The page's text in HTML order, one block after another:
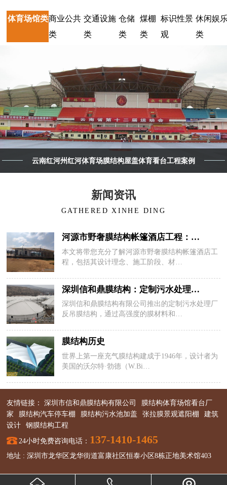
体育场馆类商业公共
类
交通设施
类
仓储
类
煤棚
类
标识性景
观
休闲娱
类
云南红河州红河体育场膜结构屋盖体育看台工程案例
新闻资讯
GATHERED XINHE DING
河源市野奢膜结构帐篷酒店工程：…
本文将带您充分了解河源市野奢膜结构帐篷酒店工
程，包括其设计理念、施工阶段、材…
深圳信和鼎膜结构：定制污水处理…
深圳信和鼎膜结构有限公司推出的定制污水处理厂
反吊膜结构，通过高强度的膜材料和…
膜结构历史
世界上第一座充气膜结构建成于1946年，设计者为
美国的沃尔特·勃德（W.Bi…
友情链接：深圳市信和鼎膜结构有限公司
膜结构体育场馆看台厂
家
膜结构汽车停车棚 膜结构污水池加盖 张拉膜景观遮阳棚
建筑
设计
钢膜结构工程
24小时免费咨询电话： 137-1410-1465
地址 :深圳市龙华区龙华街道富康社区恒泰小区8栋正地美术馆403